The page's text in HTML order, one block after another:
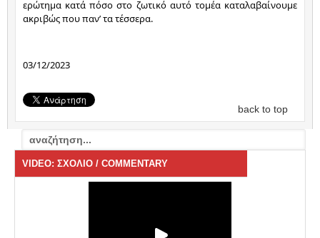
ερώτημα κατά πόσο στο ζωτικό αυτό τομέα καταλαβαίνουμε
ακριβώς που παν’ τα τέσσερα.
03/12/2023
back to top
VIDEO: ΣΧΟΛΙΟ / COMMENTARY